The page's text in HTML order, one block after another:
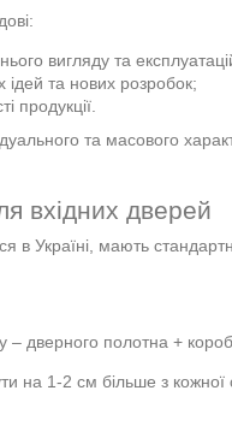
вигляду та
та нових розробок;
продукції.
та масового
вхідних дверей
в Україні, мають
дверного полотна +
на 1-2 см більше з